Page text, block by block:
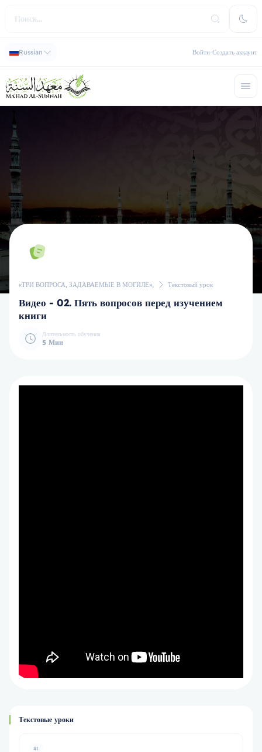
Russian Войти Создать аккаунт
«ТРИ ВОПРОСА, ЗАДАВАЕМЫЕ В МОГИЛЕ», Текстовый урок
Видео - 02. Пять вопросов перед изучением
книги
Длительность обучения
5 Мин
Текстовые уроки
#1